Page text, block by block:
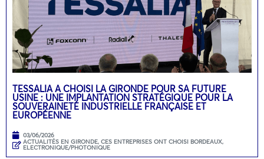
TESSALIA A CHOISI LA GIRONDE POUR SA FUTURE
USINE : UNE IMPLANTATION STRATÉGIQUE POUR LA
SOUVERAINETÉ INDUSTRIELLE FRANÇAISE ET
EUROPÉENNE
03/06/2026
ACTUALITÉS EN GIRONDE, CES ENTREPRISES ONT CHOISI BORDEAUX,
ELECTRONIQUE/PHOTONIQUE